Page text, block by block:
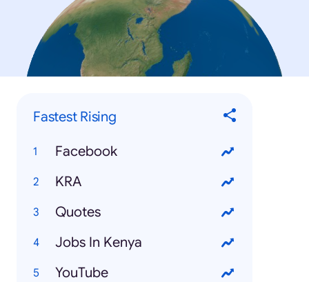
Fastest Rising
Facebook
KRA
Quotes
Jobs In Kenya
YouTube